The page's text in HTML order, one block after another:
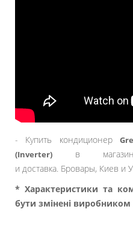
- Купить кондиционер
(Inverter) в
и доставка. Бровары, Киев и
* Характеристики та
бути змінені